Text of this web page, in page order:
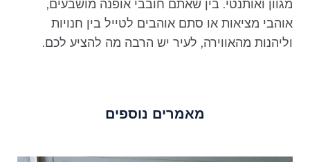
מגוון ואותנטי. בין שאתם חובבי אופנה מושבעים,
אוהבי מציאות או סתם אוהבים לטייל בין חנויות
וליהנות מהאווירה, לעיר יש הרבה מה להציע לכם.
מאמרים נוספים